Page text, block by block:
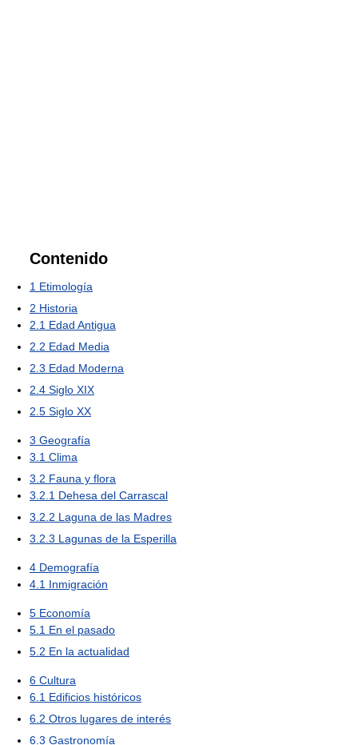
Contenido
1 Etimología
2 Historia
2.1 Edad Antigua
2.2 Edad Media
2.3 Edad Moderna
2.4 Siglo XIX
2.5 Siglo XX
3 Geografía
3.1 Clima
3.2 Fauna y flora
3.2.1 Dehesa del Carrascal
3.2.2 Laguna de las Madres
3.2.3 Lagunas de la Esperilla
4 Demografía
4.1 Inmigración
5 Economía
5.1 En el pasado
5.2 En la actualidad
6 Cultura
6.1 Edificios históricos
6.2 Otros lugares de interés
6.3 Gastronomía